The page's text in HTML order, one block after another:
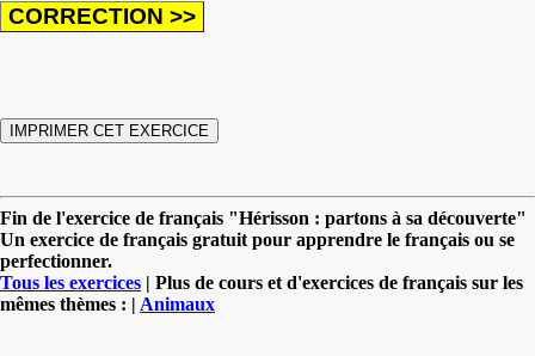
Fin de l'exercice de français "Hérisson : partons à sa découverte"
Un exercice de français gratuit pour apprendre le français ou se
perfectionner.
Tous les exercices | Plus de cours et d'exercices de français sur les
mêmes thèmes : | Animaux